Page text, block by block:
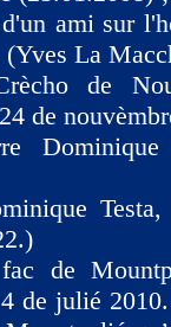
ami sur
La
de
de
Dominique
de
de julié